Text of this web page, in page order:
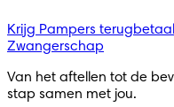
Krijg Pampers
Zwangerschap
Van het aftellen tot de
stap samen met jou.